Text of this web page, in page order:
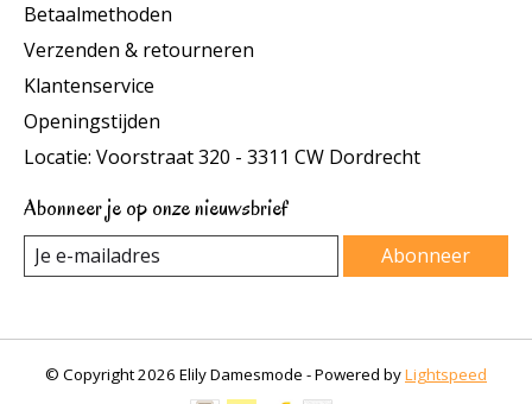
Betaalmethoden
Verzenden & retourneren
Klantenservice
Openingstijden
Locatie: Voorstraat 320 - 3311 CW Dordrecht
Abonneer je op onze nieuwsbrief
Abonneer
© Copyright 2026 Elily Damesmode - Powered byLightspeed